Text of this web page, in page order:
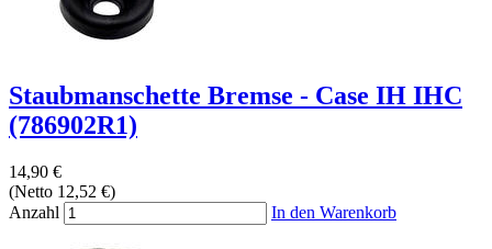
Staubmanschette Bremse - Case IH IHC
(786902R1)
14,90 €
(Netto 12,52 €)
Anzahl
In den Warenkorb